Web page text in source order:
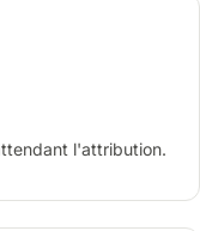
l'attribution.